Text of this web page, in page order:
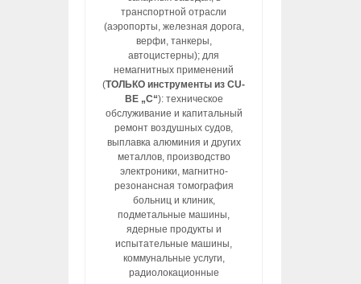
транспортной отрасли
(аэропорты, железная дорога,
верфи, танкеры,
автоцистерны); для
немагнитных применений
(ТОЛЬКО инструменты из CU-
BE „C“): техническое
обслуживание и капитальный
ремонт воздушных судов,
выплавка алюминия и других
металлов, производство
электроники, магнитно-
резонансная томография
больниц и клиник,
подметальные машины,
ядерные продукты и
испытательные машины,
коммунальные услуги,
радиолокационные